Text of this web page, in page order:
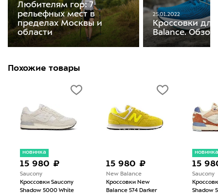
Любителям гор: 7
рельефных мест в
пределах Москвы и
области
25.01.2022
Кроссовки
Balance.
Похожие товары
новинка
15 980 ₽
Saucony
Кроссовки Saucony
Shadow 5000 White
15 980 ₽
New Balance
Кроссовки New
Balance 574 Darker
новинка
15
Saucony
Shadow